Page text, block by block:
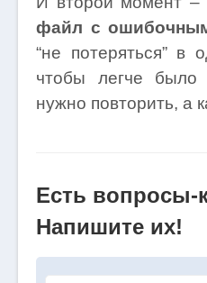
файл с
“не потеряться”
чтобы легче было
нужно повторить, а
Есть вопросы-
Напишите их!